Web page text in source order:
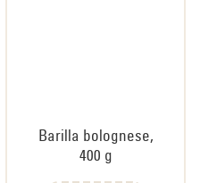
Barilla bolognese,
400 g